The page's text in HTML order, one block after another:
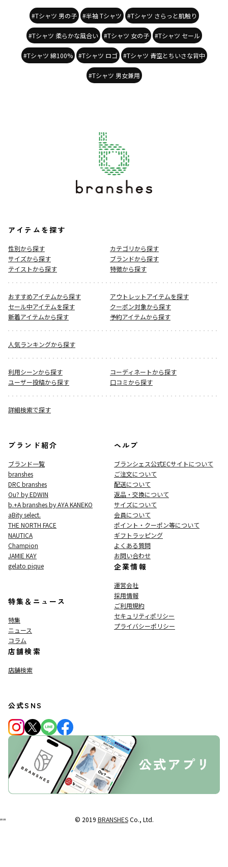
#Tシャツ 男の子 #半袖 Tシャツ #Tシャツ さらっと肌触り
#Tシャツ 柔らかな風合い #Tシャツ 女の子 #Tシャツ セール
#Tシャツ 綿100% #Tシャツ ロゴ #Tシャツ 青空とちいさな背中
#Tシャツ 男女兼用
アイテムを探す
性別から探す
カテゴリから探す
サイズから探す
ブランドから探す
テイストから探す
特徴から探す
おすすめアイテムから探す
アウトレットアイテムを探す
セール中アイテムを探す
クーポン対象から探す
新着アイテムから探す
予約アイテムから探す
人気ランキングから探す
利用シーンから探す
コーディネートから探す
ユーザー投稿から探す
口コミから探す
詳細検索で探す
ブランド紹介
ブランド一覧
branshes
DRC branshes
Ou? by EDWIN
b.+A branshes by AYA KANEKO
aBity select.
THE NORTH FACE
NAUTICA
Champion
JAMIE KAY
gelato pique
特集＆ニュース
特集
ニュース
コラム
店舗検索
店舗検索
ヘルプ
ブランシェス公式ECサイトについて
ご注文について
配送について
返品・交換について
サイズについて
会員について
ポイント・クーポン等について
ギフトラッピング
よくある質問
お問い合わせ
企業情報
運営会社
採用情報
ご利用規約
セキュリティポリシー
プライバシーポリシー
公式SNS
© 2019 BRANSHESCo., Ltd.
""